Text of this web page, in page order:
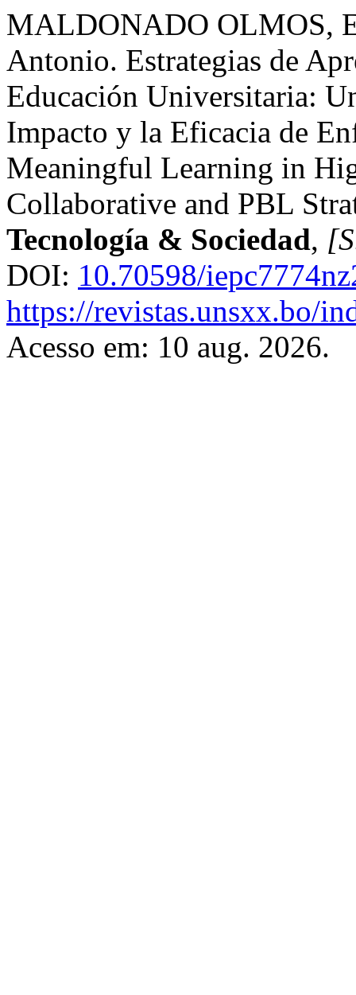
MALDONADO OLMOS,
Antonio. Estrategias de
Educación Universitaria:
Impacto y la Eficacia de
Meaningful Learning in
Collaborative and PBL
Tecnología & Sociedad,
DOI: 10.70598/
https://revistas.unsxx.bo/
Acesso em: 10 aug. 2026.